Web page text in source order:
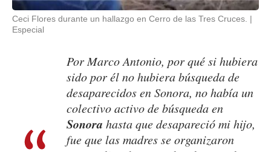
Ceci Flores durante un hallazgo en Cerro de las Tres Cruces.
Especial
Por Marco Antonio, por qué si hubiera
sido por él no hubiera búsqueda de
desaparecidos en Sonora, no había un
colectivo activo de búsqueda en
Sonora hasta que desapareció mi hijo,
fue que las madres se organizaron